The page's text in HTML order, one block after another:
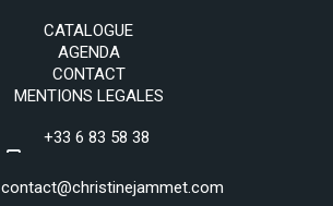
CATALOGUE
AGENDA
CONTACT
MENTIONS LEGALES
+33 6 83 58 38
contact@christinejammet.com